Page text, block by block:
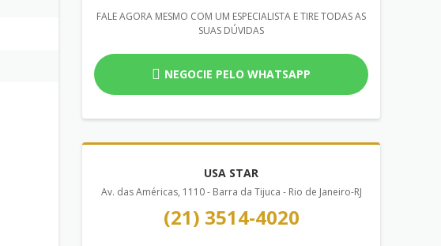
FALE AGORA MESMO COM UM ESPECIALISTA E TIRE TODAS AS
SUAS DÚVIDAS
NEGOCIE PELO WHATSAPP
USA STAR
Av. das Américas, 1110 - Barra da Tijuca - Rio de Janeiro-RJ
(21) 3514-4020